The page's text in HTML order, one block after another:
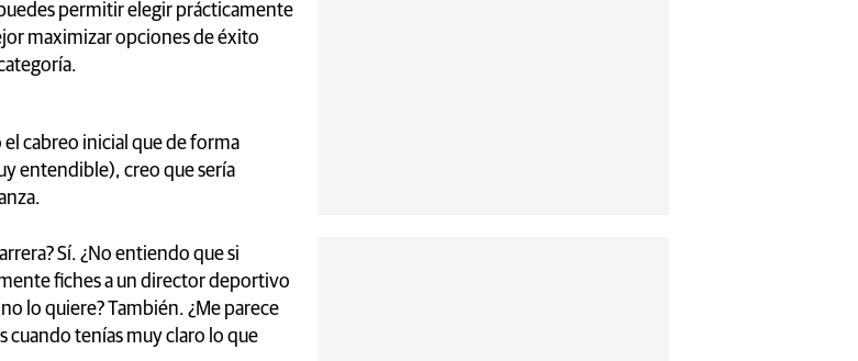
permitir elegir prácticamente
maximizar opciones de éxito
el cabreo inicial que de forma
entendible), creo que sería
Sí. ¿No entiendo que si
fiches a un director deportivo
lo quiere? También. ¿Me parece
cuando tenías muy claro lo que